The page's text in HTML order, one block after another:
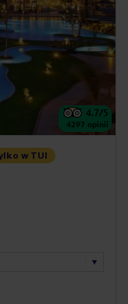
4.7/5
4297 opinii
w TUI